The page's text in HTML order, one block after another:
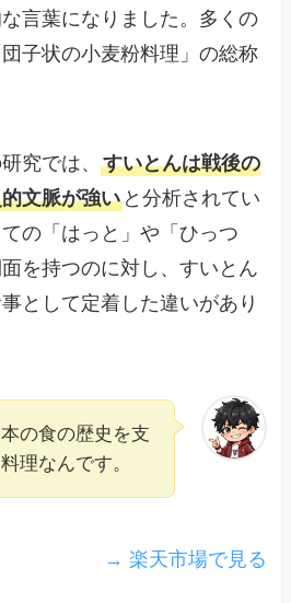
言葉になりました。多くの
子状の小麦粉料理」の総称
究では、すいとんは戦後の
文脈が強い と分析されてい
の「はっと」や「ひっつ
を持つのに対し、すいとん
として定着した違いがあり
の食の歴史を支
理なんです。
→ 楽天市場で見る